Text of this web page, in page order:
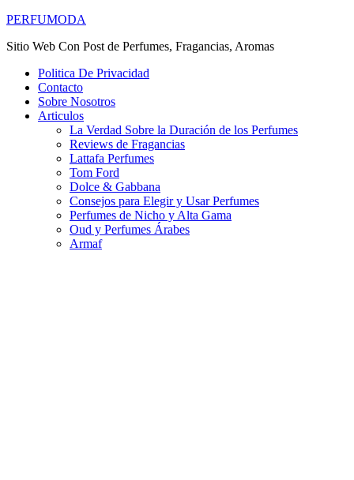
PERFUMODA
Sitio Web Con Post de Perfumes, Fragancias, Aromas
Politica De Privacidad
Contacto
Sobre Nosotros
Articulos
La Verdad Sobre la Duración de los Perfumes
Reviews de Fragancias
Lattafa Perfumes
Tom Ford
Dolce & Gabbana
Consejos para Elegir y Usar Perfumes
Perfumes de Nicho y Alta Gama
Oud y Perfumes Árabes
Armaf